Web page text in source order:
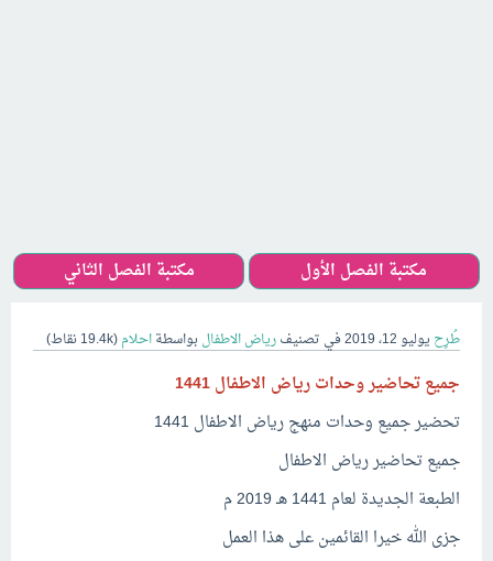
مكتبة الفصل الأول مكتبة الفصل الثاني
طُرِح يوليو 12، 2019 في تصنيفرياض الاطفالبواسطةاحلام(
19.4kنقاط)
جميع تحاضير وحدات رياض الاطفال 1441
تحضير جميع وحدات منهج رياض الاطفال 1441
جميع تحاضير رياض الاطفال
الطبعة الجديدة لعام 1441 هـ 2019 م
جزى الله خيرا القائمين على هذا العمل